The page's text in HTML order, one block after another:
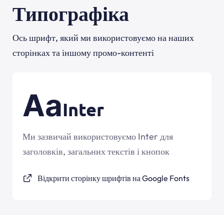
Типографіка
Ось шрифт, який ми використовуємо на наших
сторінках та іншому промо-контенті
AaInter
Ми зазвичай використовуємо Inter для
заголовків, загальних текстів і кнопок
Відкрити сторінку шрифтів на Google Fonts